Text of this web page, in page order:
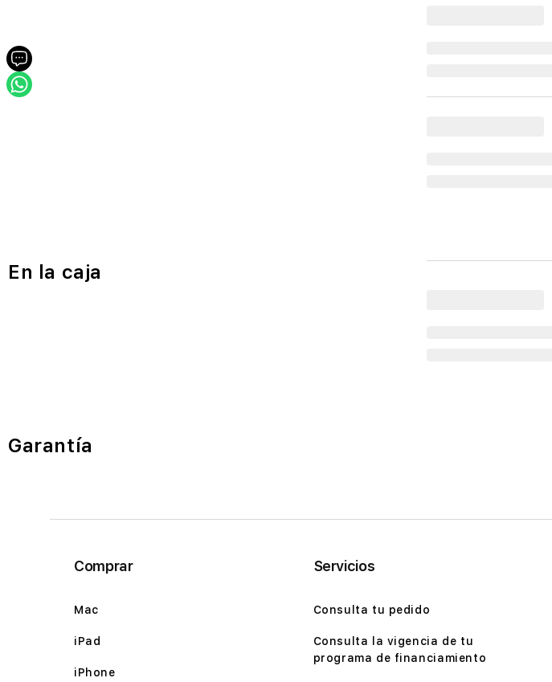
En la caja
Garantía
Comprar
Mac
iPad
iPhone
Servicios
Consulta tu pedido
Consulta la vigencia de tu
programa de financiamiento